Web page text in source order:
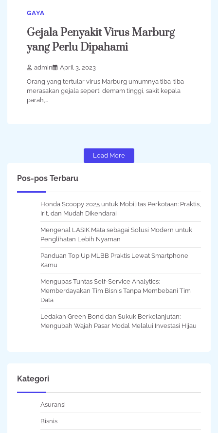
GAYA
Gejala Penyakit Virus Marburg
yang Perlu Dipahami
admin
April 3, 2023
Orang yang tertular virus Marburg umumnya tiba-tiba
merasakan gejala seperti demam tinggi, sakit kepala
parah,…
Load More
Pos-pos Terbaru
Honda Scoopy 2025 untuk Mobilitas Perkotaan: Praktis,
Irit, dan Mudah Dikendarai
Mengenal LASIK Mata sebagai Solusi Modern untuk
Penglihatan Lebih Nyaman
Panduan Top Up MLBB Praktis Lewat Smartphone
Kamu
Mengupas Tuntas Self-Service Analytics:
Memberdayakan Tim Bisnis Tanpa Membebani Tim
Data
Ledakan Green Bond dan Sukuk Berkelanjutan:
Mengubah Wajah Pasar Modal Melalui Investasi Hijau
Kategori
Asuransi
Bisnis